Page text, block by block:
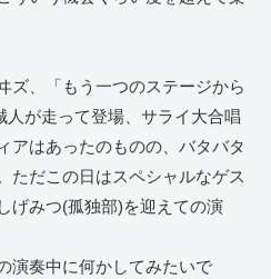
ズ、「もう一つのステージから
人が走って登場、サライ大合唱
アはあったのものの、バタバタ
ただこの日はスペシャルなゲス
げみつ(孤独部)を迎えての演
演奏中に何かしてみたいで